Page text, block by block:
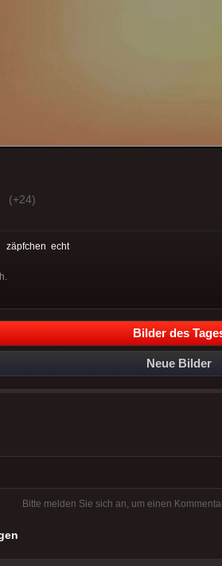
(+24)
zäpfchen echt
Bilder des
Neue Bilder
Bitte melden Sie sich an, um einen